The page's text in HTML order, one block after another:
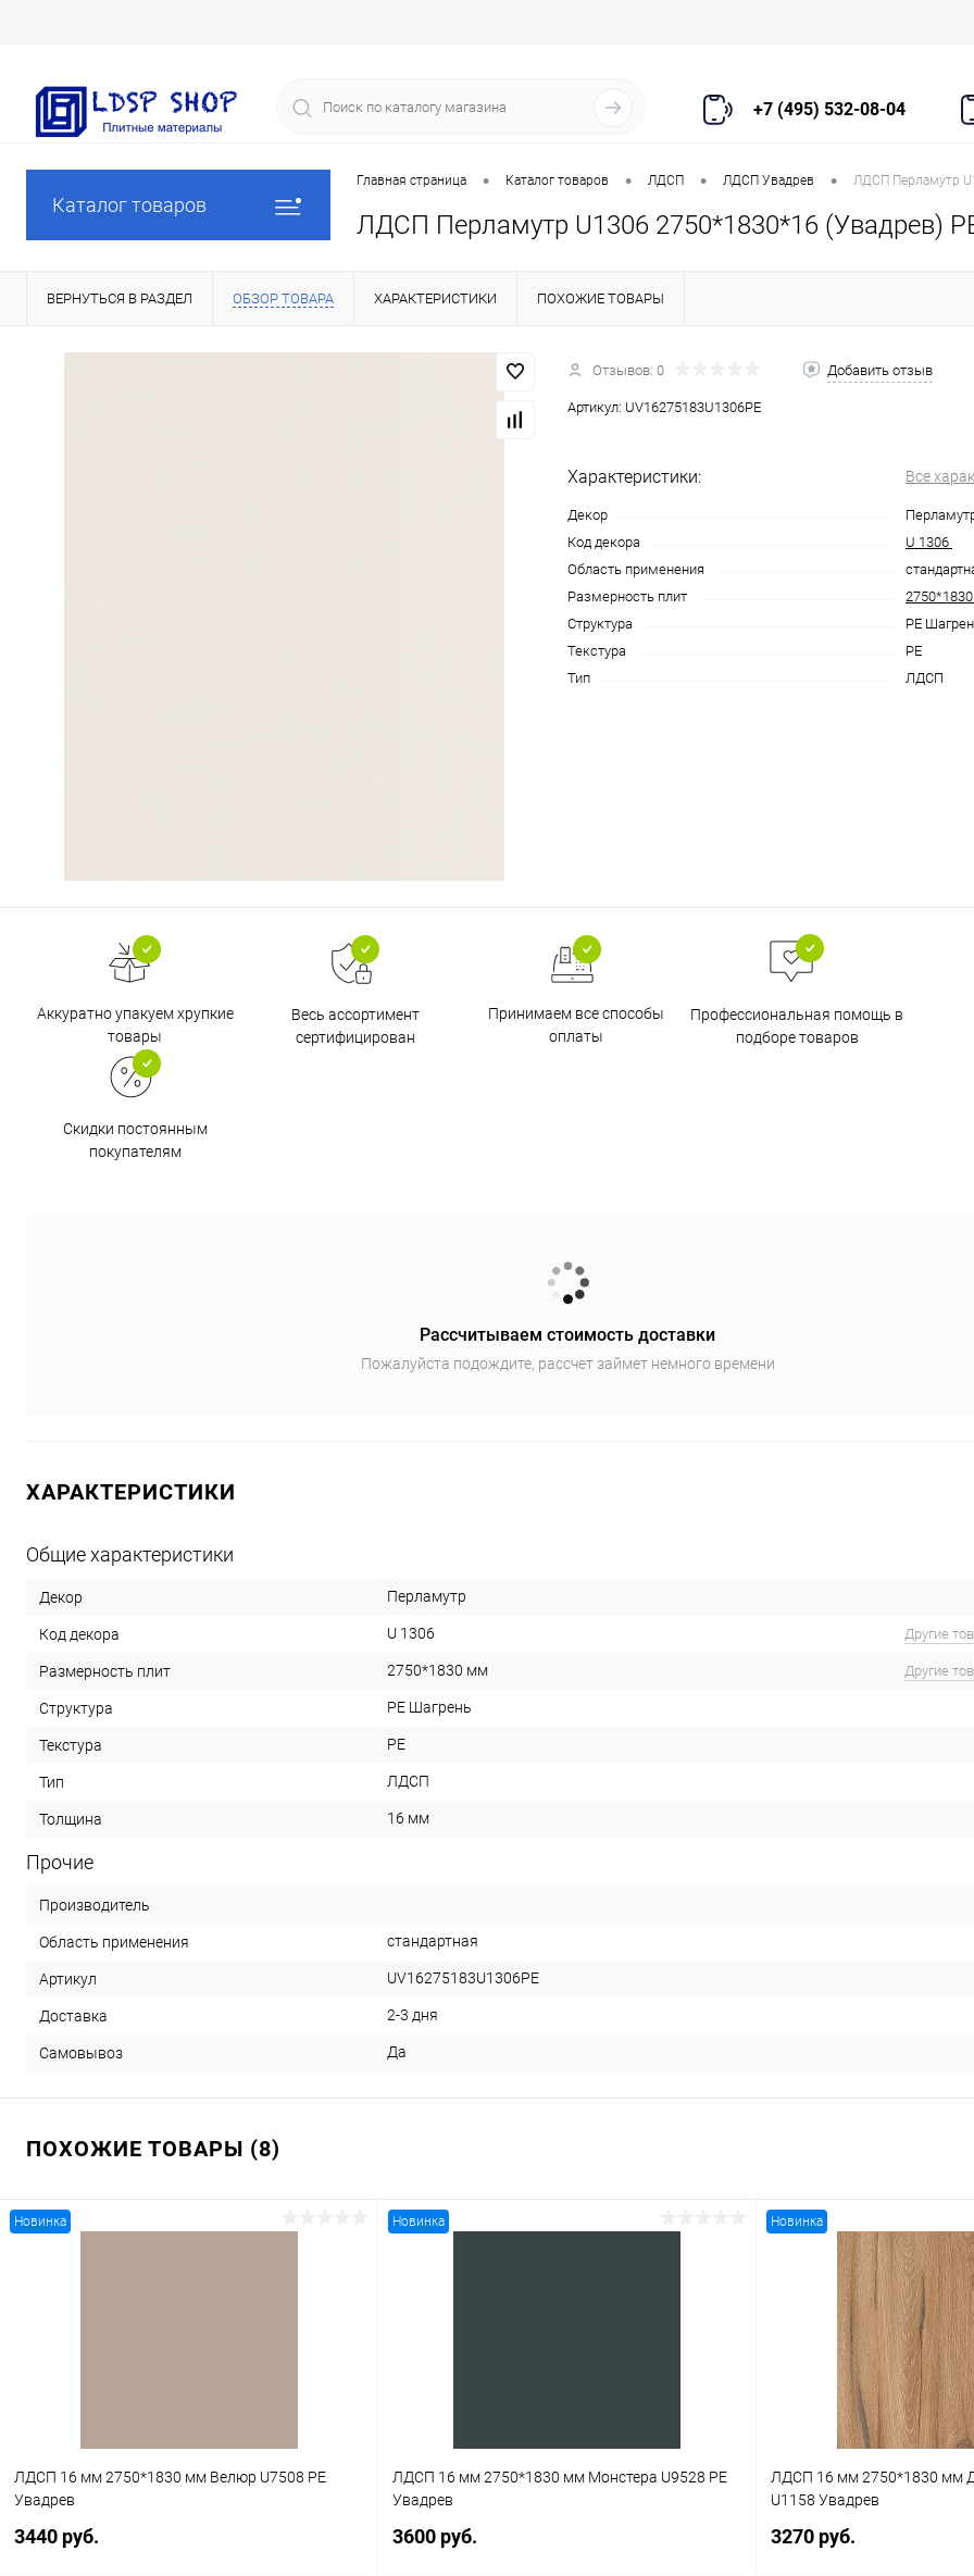
+7 (495) 532-08-04
Каталог товаров
Главная страница • Каталог товаров • ЛДСП • ЛДСП Увадрев • ЛДСП Перламутр
ЛДСП Перламутр U1306 2750*1830*16 (Увадрев)
ВЕРНУТЬСЯ В РАЗДЕЛ ОБЗОР ТОВАРА ХАРАКТЕРИСТИКИ ПОХОЖИЕ ТОВАРЫ
Отзывов: 0 Добавить отзыв
Артикул: UV16275183U1306PE
Характеристики: Все
Декор
Код декора
U 1306
Область применения
Размерность плит
Структура
PE
Текстура
PE
Тип
ЛДСП
Аккуратно упакуем хрупкие
товары
Весь ассортимент
сертифицирован
Принимаем все способы
оплаты
Профессиональная помощь в
подборе товаров
Скидки постоянным
покупателям
Рассчитываем стоимость доставки
Пожалуйста подождите, рассчет займет немного времени
ХАРАКТЕРИСТИКИ
Общие характеристики
Декор Перламутр
Код декора U 1306 Другие
Размерность плит 2750*1830 мм Другие
Структура PE Шагрень
Текстура PE
Тип ЛДСП
Толщина 16 мм
Прочие
Производитель
Область применения cтандартная
Артикул UV16275183U1306PE
Доставка 2-3 дня
Самовывоз Да
ПОХОЖИЕ ТОВАРЫ (8)
Новинка
ЛДСП 16 мм 2750*1830 мм Велюр U7508 PE
Увадрев
3440 руб.
Новинка
ЛДСП 16 мм 2750*1830 мм Монстера U9528 PE
Увадрев
3600 руб.
Новинка
ЛДСП 16 мм 2750*1830 мм
U1158 Увадрев
3270 руб.